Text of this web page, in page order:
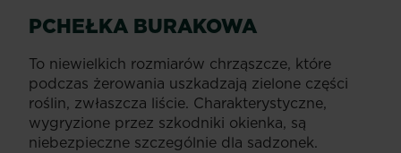
PCHEŁKA BURAKOWA
To niewielkich rozmiarów chrząszcze, które
podczas żerowania uszkadzają zielone części
roślin, zwłaszcza liście. Charakterystyczne,
wygryzione przez szkodniki okienka, są
niebezpieczne szczególnie dla sadzonek.